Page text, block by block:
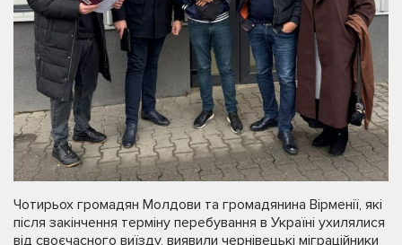
Чотирьох громадян Молдови та громадянина Вірменії, які
після закінчення терміну перебування в Україні ухилялися
від своєчасного виїзду, виявили чернівецькі міграційники